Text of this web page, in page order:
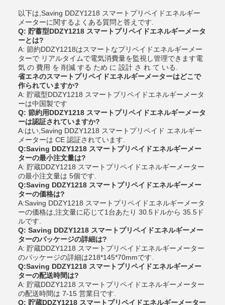
以下は,Saving DDZY1218 スマートプリペイドエネルギー
メーターに関するよくある質問と答えです.
Q: 貯蓄型DDZY1218 スマートプリペイドエネルギーメータ
ーとは?
A: 節約DDZY1218はスマートなプリペイドエネルギーメー
ターで リアルタイムで電気消費量を監視し管理できます電
気 の 費用 を 削減 する ため に 設計 さ れ て いる.
省エネのスマートプリペイドエネルギーメーターはどこで
作られていますか?
A: 貯蔵型DDZY1218 スマートプリペイドエネルギーメータ
ーは中国製です
Q: 節約用DDZY1218 スマートプリペイドエネルギーメータ
ーは認証されていますか?
A:はい,Saving DDZY1218 スマートプリペイド エネルギー
メーターは CE 認証されています.
Q:Saving DDZY1218 スマートプリペイドエネルギーメー
ターの最小注文量は?
A: 貯蔵DDZY1218 スマートプリペイドエネルギーメーター
の最小注文量は 5個です.
Q:Saving DDZY1218 スマートプリペイドエネルギーメー
ターの価格は?
A:Saving DDZY1218 スマートプリペイドエネルギーメータ
ーの価格は,注文量に応じて1台あたり 30.5ドルから 35.5ド
ルです.
Q: Saving DDZY1218 スマートプリペイドエネルギーメー
ターのパッケージの詳細は?
A: 貯蔵DDZY1218 スマートプリペイドエネルギーメーター
のパッケージの詳細は218*145*70mmです.
Q:Saving DDZY1218 スマートプリペイドエネルギーメー
ターの配送時間は?
A: 貯蔵DDZY1218 スマートプリペイドエネルギーメーター
の配送時間は 7-15 営業日です.
Q: 貯蔵DDZY1218 スマートプリペイドエネルギーメーター